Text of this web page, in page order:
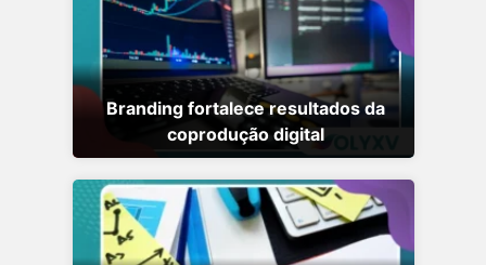
Branding fortalece resultados da
coprodução digital